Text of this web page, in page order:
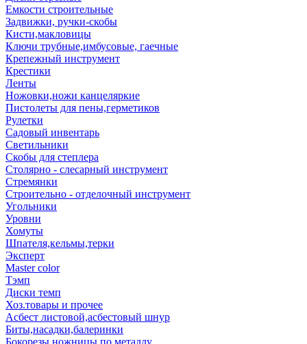
Емкости строительные
Задвижки, ручки-скобы
Кисти,макловицы
Ключи трубные,имбусовые, гаечные
Крепежный инструмент
Крестики
Ленты
Ножовки,ножи канцеляркие
Пистолеты для пены,герметиков
Рулетки
Садовый инвентарь
Светильники
Скобы для степлера
Столярно - слесарный инструмент
Стремянки
Строительно - отделочный инструмент
Угольники
Уровни
Хомуты
Шпателя,кельмы,терки
Эксперт
Master color
Тэмп
Диски темп
Хоз.товары и прочее
Асбест листовой,асбестовый шнур
Биты,насадки,балеринки
Бокорезы,ножницы по металлу